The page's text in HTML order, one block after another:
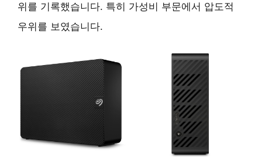
위를 기록했습니다. 특히 가성비 부문에서 압도적
우위를 보였습니다.